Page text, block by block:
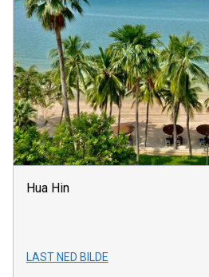
Hua Hin
LAST NED BILDE